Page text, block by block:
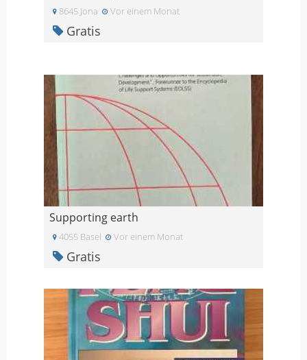
8645 Jona Vor einem Monat
Gratis
Supporting earth
4055 Basel Vor einem Monat
Gratis